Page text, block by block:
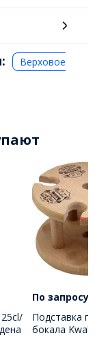
Верховое
По запросу
Подставка
бокала